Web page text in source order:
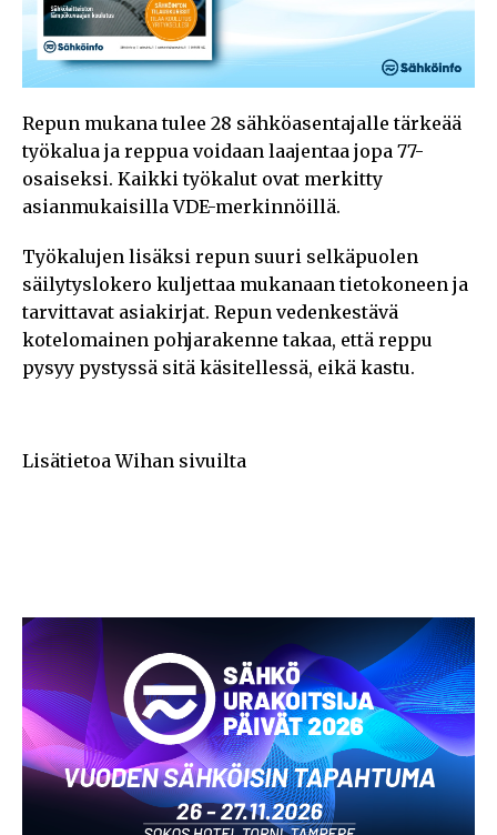
Repun mukana tulee 28 sähköasentajalle tärkeää
työkalua ja reppua voidaan laajentaa jopa 77-
osaiseksi. Kaikki työkalut ovat merkitty
asianmukaisilla VDE-merkinnöillä.
Työkalujen lisäksi repun suuri selkäpuolen
säilytyslokero kuljettaa mukanaan tietokoneen ja
tarvittavat asiakirjat. Repun vedenkestävä
kotelomainen pohjarakenne takaa, että reppu
pysyy pystyssä sitä käsitellessä, eikä kastu.
Lisätietoa Wihan sivuilta